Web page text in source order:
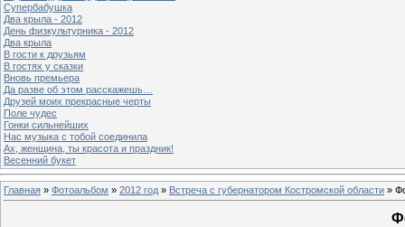
Супербабушка
Два крыла - 2012
День физкультурника - 2012
Два крыла
В гости к друзьям
В гостях у сказки
Вновь премьера
Да разве об этом расскажешь…
Друзей моих прекрасные черты
Поле чудес
Гонки сильнейших
Нас музыка с тобой соединила
Ах, женщина, ты красота и праздник!
Весенний букет
Главная » Фотоальбом » 2012 год » Встреча с губернатором Костромской области »